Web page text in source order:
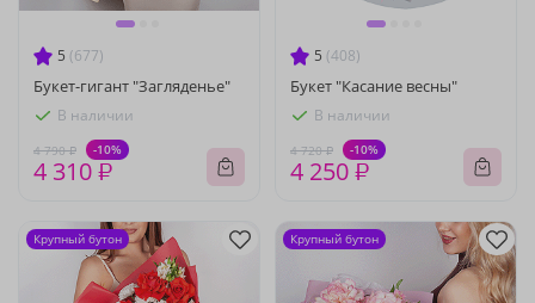
5 (677)
Букет-гигант "Загляденье"
В наличии
4 790 ₽ -10%
4 310 ₽
5 (408)
Букет "Касание весны"
В наличии
4 720 ₽ -10%
4 250 ₽
Крупный бутон Крупный бутон